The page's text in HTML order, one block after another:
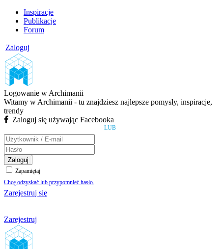
Inspiracje
Publikacje
Forum
Zaloguj
Logowanie w Archimanii
Witamy w Archimanii - tu znajdziesz najlepsze pomysły, inspiracje,
trendy
Zaloguj się używając Facebooka
LUB
Zaloguj
Zapamiętaj
Chcę odzyskać lub przypomnieć hasło.
Zarejestruj się
Zarejestruj